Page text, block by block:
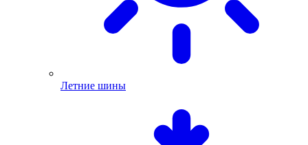
Летние шины